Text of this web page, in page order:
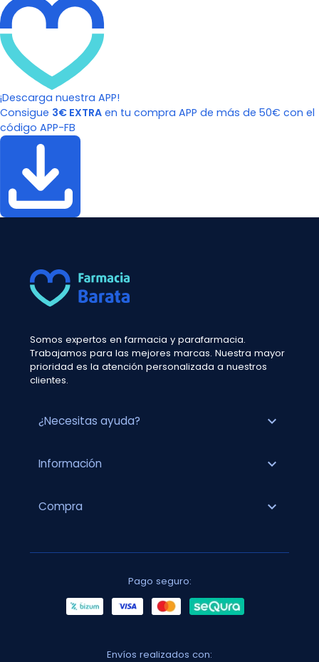
¡Descarga nuestra APP!
Consigue 3€ EXTRA en tu compra APP de más de 50€ con el
código APP-FB
Somos expertos en farmacia y parafarmacia.
Trabajamos para las mejores marcas. Nuestra mayor
prioridad es la atención personalizada a nuestros
clientes.
¿Necesitas ayuda? expand_more
Información expand_more
Compra expand_more
Pago seguro:
Envíos realizados con: